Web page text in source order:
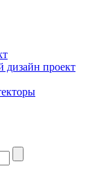
дизайн проект